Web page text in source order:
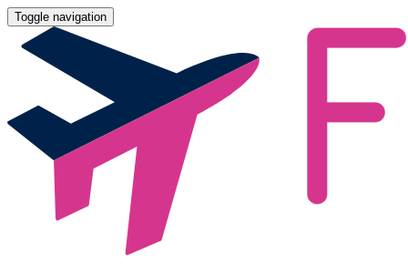
Toggle navigation